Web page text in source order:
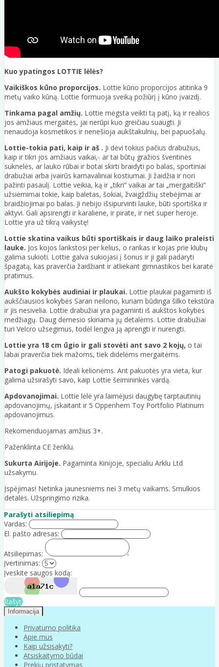
Kuo ypatingos LOTTIE lėlės?
Vaikiškos kūno proporcijos. Lottie kūno proporcijos atitinka 9
metų vaiko kūną. Lottie formuoja sveiką požiūrį į kūno įvaizdį.
Tinkama pagal amžių. Lottie mėgsta veikti tą patį, ką ir realios
jos amžiaus mergaitės, jai nerūpi kuo greičiau suaugti. Ji
nenaudoja kosmetikos ir nenešioja aukštakulnių, bei papuošalų.
Lottie-tokia pati, kaip ir aš . Ji dėvi tokius pačius drabužius,
kaip ir tikri jos amžiaus vaikai,- ar tai būtų gražios šventinės
suknelės, ar lauko rūbai ir botai skirti braidyti po balas, sportiniai
drabužiai arba įvairūs karnavaliniai kostiumai. Ji žaidžia ir nori
pažinti pasaulį. Lottie veikia, ką ir „tikri“ vaikai ar tai „mergaitiški“
užsiėmimai tokie, kaip baletas, šokiai, žvaigždžių stebėjimai ar
braidžiojimai po balas. Ji nebijo išsipurvinti lauke, būti sportiška ir
aktyvi. Gali apsirengti ir karaliene, ir pirate, ir net super heroje.
Lottie yra už tikrą vaikystę!
Lottie skatina vaikus būti sportiškais ir daug laiko praleisti
lauke. Jos kojos lankstosi per kelius, o rankas ir kojas prie klubų
galima sukioti. Lottie galva sukiojasi į šonus ir ji gali padaryti
špagatą, kas praverčia žaidžiant ir atliekant gimnastikos bei karatė
pratimus.
Aukšto kokybės audiniai ir plaukai. Lottie plaukai pagaminti iš
aukščiausios kokybės Saran neilono, kuriam būdinga šilko tekstūra
ir jis nesivelia. Lottie drabužiai yra pagaminti iš aukštos kokybės
medžiagų. Daug dėmesio skiriama jų detalėms. Lottie drabužiai
turi Velcro užsegimus, todėl lengva ją aprengti ir nurengti.
Lottie yra 18 cm ūgio ir gali stovėti ant savo 2 kojų, o tai
labai praverčia tiek mažoms, tiek didelėms mergaitėms.
Patogi pakuotė. Ideali kelionėms. Ant pakuotės yra vieta, kur
galima užsirašyti savo, kaip Lottie šeimininkės vardą.
Apdovanojimai. Lottie lėlė yra laimėjusi daugybę tarptautinių
apdovanojimų, įskaitant ir 5 Oppenhem Toy Portfolio Platinum
apdovanojimus.
Rekomenduojamas amžius 3+.
Paženklinta CE ženklu.
Sukurta Airijoje. Pagaminta Kinijoje, specialiu Arklu Ltd
užsakymu.
Įspėjimas! Netinka jaunesniems nei 3 metų vaikams. Smulkios
detalės. Užspringimo rizika.
Parašyti atsiliepimą
Vardas:
El. pašto adresas:
Atsiliepimas:
Įvertinimas:
Įveskite saugos kodą:
Rašyti
Informacija
Privatumo politika
Apie mus
Kaip užsisakyti?
Atsiskaitymo būdai
Prekių pristatymas